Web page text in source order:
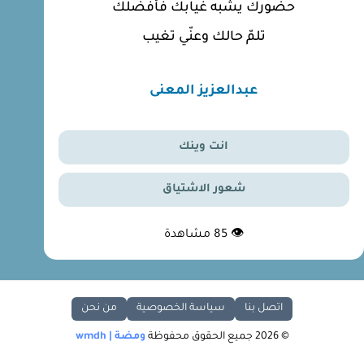
حضورك يشبه غيابك فأفضّلّك
تلمّ حالك وعنّي تغيب
عبدالعزيز المعنى
انت وينك
شعور الاشتياق
👁
85 مشاهدة
اتصل بنا سياسة الخصوصية من نحن
© 2026 جميع الحقوق محفوظة ومضة | wmdh